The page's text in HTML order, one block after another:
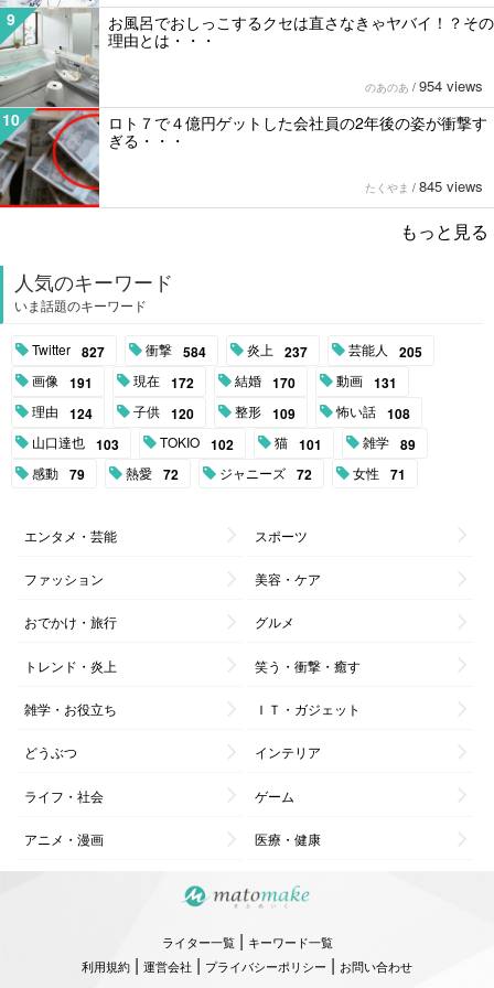
9
お風呂でおしっこするクセは直さなきゃヤバイ！？その
理由とは・・・
のあのあ / 954 views
10
ロト７で４億円ゲットした会社員の2年後の姿が衝撃す
ぎる・・・
たくやま / 845 views
もっと見る
人気のキーワード
いま話題のキーワード
Twitter 827 衝撃 584 炎上 237 芸能人 205
画像 191 現在 172 結婚 170 動画 131
理由 124 子供 120 整形 109 怖い話 108
山口達也 103 TOKIO 102 猫 101 雑学 89
感動 79 熱愛 72 ジャニーズ 72 女性 71
エンタメ・芸能 スポーツ
ファッション 美容・ケア
おでかけ・旅行 グルメ
トレンド・炎上 笑う・衝撃・癒す
雑学・お役立ち ＩＴ・ガジェット
どうぶつ インテリア
ライフ・社会 ゲーム
アニメ・漫画 医療・健康
ライター一覧| キーワード一覧
利用規約 | 運営会社 | プライバシーポリシー | お問い合わせ